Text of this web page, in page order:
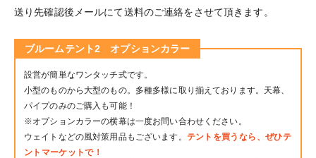
送り先確認後メールにて送料のご連絡をさせて頂きます。
ブルームテント2 オプションカラー
設営が簡単なワンタッチ式です。
小型のものから大型のもの。多種多様に取り揃えております。天幕、
パイプのみのご購入も可能！
※オプションカラーの横幕は一度お問い合わせください。
ウェイトなどの風対策用品もございます。 テントを買うなら、ぜひテ
ントマーケットで！